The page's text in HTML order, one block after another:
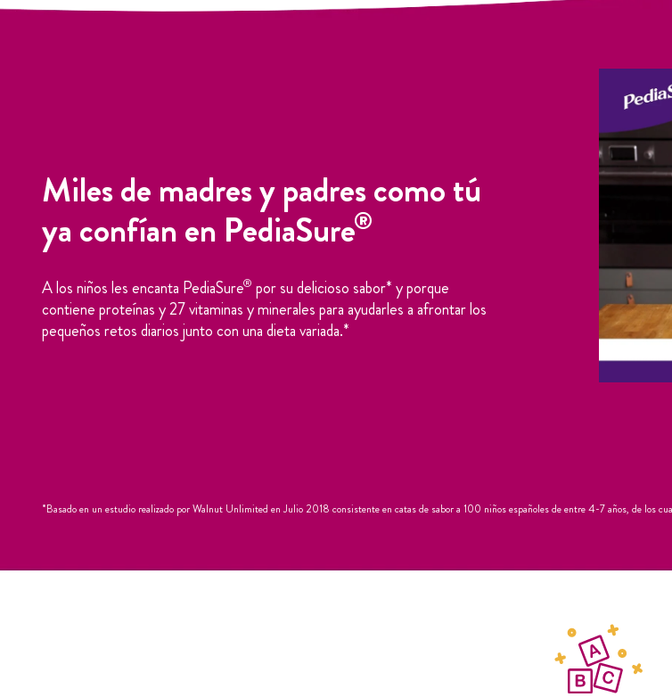
Miles de madres y padres como tú
ya confían en PediaSure®
A los niños les encanta PediaSure® por su delicioso sabor* y porque
contiene proteínas y 27 vitaminas y minerales para ayudarles a afrontar los
pequeños retos diarios junto con una dieta variada.*
*Basado en un estudio realizado por Walnut Unlimited en Julio 2018 consistente en catas de sabor a 100 niños españoles de entre 4-7 años, de los